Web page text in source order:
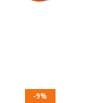
-9%